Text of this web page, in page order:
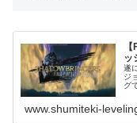
ッ
遂
ジ
グ
www.shumiteki-